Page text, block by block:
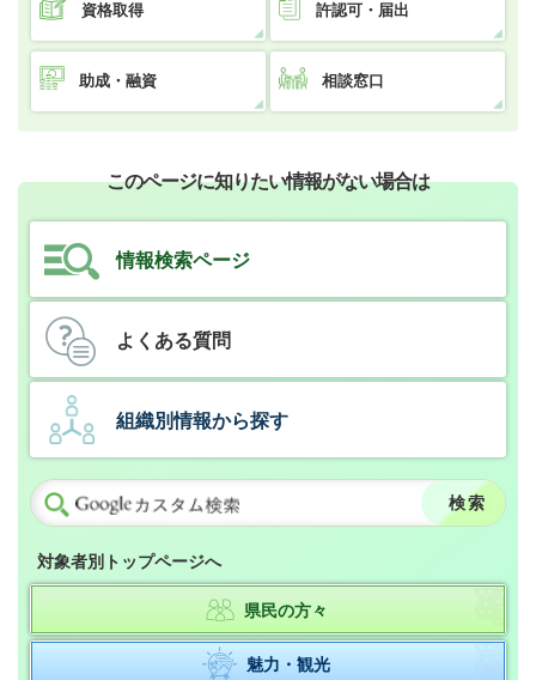
資格取得 許認可・届出
助成・融資 相談窓口
このページに知りたい情報がない場合は
情報検索ページ
よくある質問
組織別情報から探す
対象者別トップページへ
県民の方々
魅力・観光